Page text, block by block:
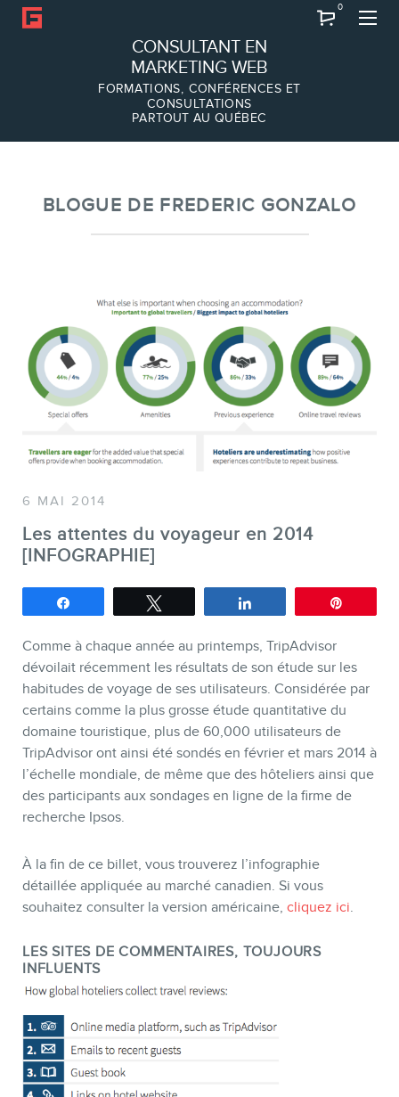
CONSULTANT EN
MARKETING WEB
FORMATIONS, CONFÉRENCES ET
CONSULTATIONS
PARTOUT AU QUÉBEC
0
À PROPOS
Équipe
SERVICES
Formations marketing en ligne
Formations marketing de
groupe
Audits web (SEO) et IA (GEO)
Ebooks
BOUTIQUE
BLOGUE DE FREDERIC GONZALO
6 MAI 2014
Les attentes du voyageur en 2014
[INFOGRAPHIE]
Comme à chaque année au printemps, TripAdvisor
dévoilait récemment les résultats de son étude sur les
habitudes de voyage de ses utilisateurs. Considérée par
certains comme la plus grosse étude quantitative du
domaine touristique, plus de 60,000 utilisateurs de
TripAdvisor ont ainsi été sondés en février et mars 2014 à
l’échelle mondiale, de même que des hôteliers ainsi que
des participants aux sondages en ligne de la firme de
recherche Ipsos.
À la fin de ce billet, vous trouverez l’infographie
détaillée appliquée au marché canadien. Si vous
souhaitez consulter la version américaine, cliquez ici.
LES SITES DE COMMENTAIRES, TOUJOURS
INFLUENTS